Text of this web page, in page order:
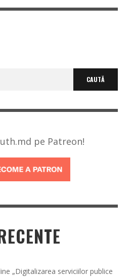
pe Patreon!
„Digitalizarea serviciilor publice